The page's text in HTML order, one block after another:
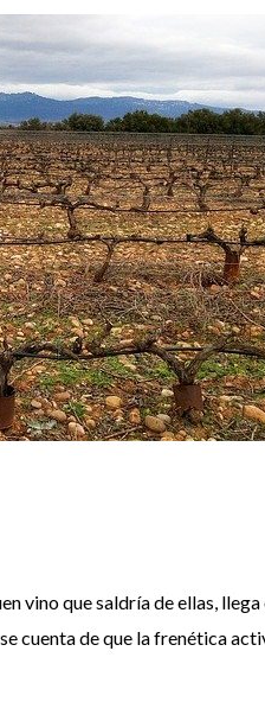
vino que saldría de ellas,
cuenta de que la frenética